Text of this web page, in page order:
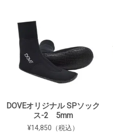
DOVEオリジナル SPソック
ス-2 5mm
¥14,850（税込）